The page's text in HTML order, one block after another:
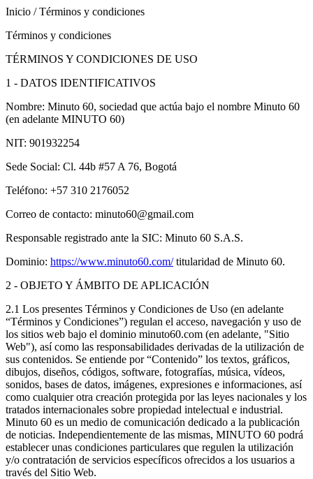
Inicio / Términos y condiciones
Términos y condiciones
TÉRMINOS Y CONDICIONES DE USO
1 - DATOS IDENTIFICATIVOS
Nombre: Minuto 60, sociedad que actúa bajo el nombre Minuto 60
(en adelante MINUTO 60)
NIT: 901932254
Sede Social: Cl. 44b #57 A 76, Bogotá
Teléfono: +57 310 2176052
Correo de contacto: minuto60@gmail.com
Responsable registrado ante la SIC: Minuto 60 S.A.S.
Dominio: https://www.minuto60.com/titularidad de Minuto 60.
2 - OBJETO Y ÁMBITO DE APLICACIÓN
2.1 Los presentes Términos y Condiciones de Uso (en adelante
“Términos y Condiciones”) regulan el acceso, navegación y uso de
los sitios web bajo el dominio minuto60.com (en adelante, "Sitio
Web"), así como las responsabilidades derivadas de la utilización de
sus contenidos. Se entiende por “Contenido” los textos, gráficos,
dibujos, diseños, códigos, software, fotografías, música, vídeos,
sonidos, bases de datos, imágenes, expresiones e informaciones, así
como cualquier otra creación protegida por las leyes nacionales y los
tratados internacionales sobre propiedad intelectual e industrial.
Minuto 60 es un medio de comunicación dedicado a la publicación
de noticias. Independientemente de las mismas, MINUTO 60 podrá
establecer unas condiciones particulares que regulen la utilización
y/o contratación de servicios específicos ofrecidos a los usuarios a
través del Sitio Web.